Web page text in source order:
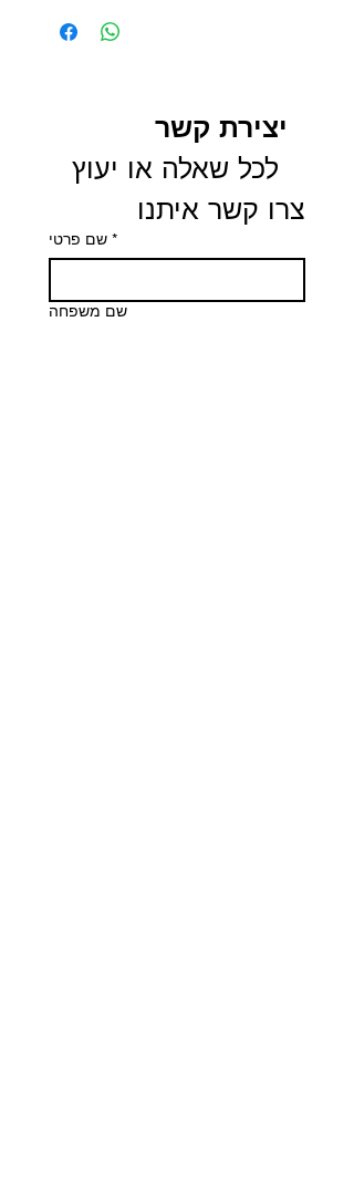
יצירת קשר
צרו קשר איתנו
שם פרטי *
שם משפחה